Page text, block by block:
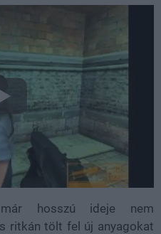
hosszú ideje nem
ritkán tölt fel új anyagokat